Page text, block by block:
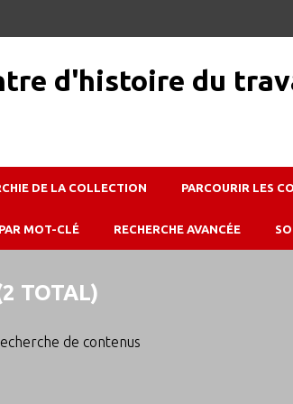
DE LA COLLECTION PARCOURIR LES
MOT-CLÉ RECHERCHE AVANCÉE
TOTAL)
de contenus